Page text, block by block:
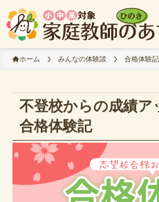
ホーム みんなの体験談 合格体験記
不登校からの成績
合格体験記